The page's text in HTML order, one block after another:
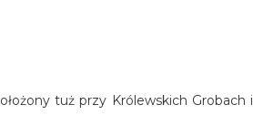
tuż przy Królewskich Grobach i